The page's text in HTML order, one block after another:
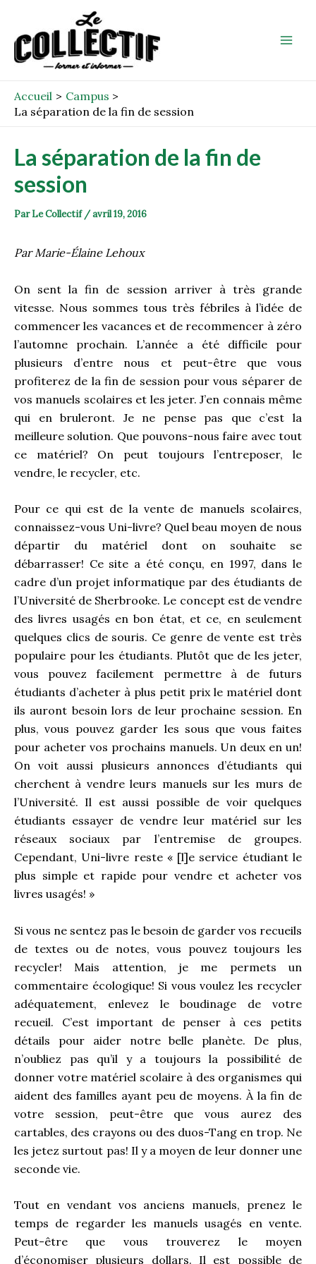
contenu
Accueil
Campus
La séparation de la fin de session
La séparation de la fin de
session
ParLe Collectif /avril 19, 2016
Par Marie-Élaine Lehoux
On sent la fin de session arriver à très grande
vitesse. Nous sommes tous très fébriles à l’idée de
commencer les vacances et de recommencer à zéro
l’automne prochain. L’année a été difficile pour
plusieurs d’entre nous et peut-être que vous
profiterez de la fin de session pour vous séparer de
vos manuels scolaires et les jeter. J’en connais même
qui en bruleront. Je ne pense pas que c’est la
meilleure solution. Que pouvons-nous faire avec tout
ce matériel? On peut toujours l’entreposer, le
vendre, le recycler, etc.
Pour ce qui est de la vente de manuels scolaires,
connaissez-vous Uni-livre? Quel beau moyen de nous
départir du matériel dont on souhaite se
débarrasser! Ce site a été conçu, en 1997, dans le
cadre d’un projet informatique par des étudiants de
l’Université de Sherbrooke. Le concept est de vendre
des livres usagés en bon état, et ce, en seulement
quelques clics de souris. Ce genre de vente est très
populaire pour les étudiants. Plutôt que de les jeter,
vous pouvez facilement permettre à de futurs
étudiants d’acheter à plus petit prix le matériel dont
ils auront besoin lors de leur prochaine session. En
plus, vous pouvez garder les sous que vous faites
pour acheter vos prochains manuels. Un deux en un!
On voit aussi plusieurs annonces d’étudiants qui
cherchent à vendre leurs manuels sur les murs de
l’Université. Il est aussi possible de voir quelques
étudiants essayer de vendre leur matériel sur les
réseaux sociaux par l’entremise de groupes.
Cependant, Uni-livre reste « [l]e service étudiant le
plus simple et rapide pour vendre et acheter vos
livres usagés! »
Si vous ne sentez pas le besoin de garder vos recueils
de textes ou de notes, vous pouvez toujours les
recycler! Mais attention, je me permets un
commentaire écologique! Si vous voulez les recycler
adéquatement, enlevez le boudinage de votre
recueil. C’est important de penser à ces petits
détails pour aider notre belle planète. De plus,
n’oubliez pas qu’il y a toujours la possibilité de
donner votre matériel scolaire à des organismes qui
aident des familles ayant peu de moyens. À la fin de
votre session, peut-être que vous aurez des
cartables, des crayons ou des duos-Tang en trop. Ne
les jetez surtout pas! Il y a moyen de leur donner une
seconde vie.
Tout en vendant vos anciens manuels, prenez le
temps de regarder les manuels usagés en vente.
Peut-être que vous trouverez le moyen
d’économiser plusieurs dollars. Il est possible de
navigation